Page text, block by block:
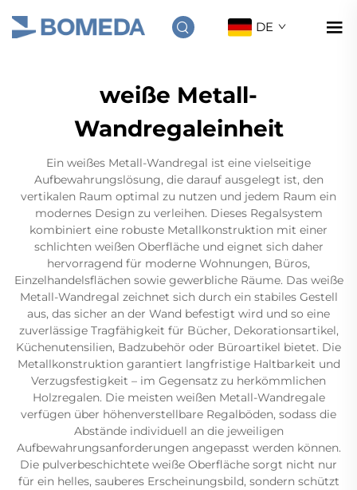
DE
weiße Metall-
Wandregaleinheit
Ein weißes Metall-Wandregal ist eine vielseitige
Aufbewahrungslösung, die darauf ausgelegt ist, den
vertikalen Raum optimal zu nutzen und jedem Raum ein
modernes Design zu verleihen. Dieses Regalsystem
kombiniert eine robuste Metallkonstruktion mit einer
schlichten weißen Oberfläche und eignet sich daher
hervorragend für moderne Wohnungen, Büros,
Einzelhandelsflächen sowie gewerbliche Räume. Das weiße
Metall-Wandregal zeichnet sich durch ein stabiles Gestell
aus, das sicher an der Wand befestigt wird und so eine
zuverlässige Tragfähigkeit für Bücher, Dekorationsartikel,
Küchenutensilien, Badzubehör oder Büroartikel bietet. Die
Metallkonstruktion garantiert langfristige Haltbarkeit und
Verzugsfestigkeit – im Gegensatz zu herkömmlichen
Holzregalen. Die meisten weißen Metall-Wandregale
verfügen über höhenverstellbare Regalböden, sodass die
Abstände individuell an die jeweiligen
Aufbewahrungsanforderungen angepasst werden können.
Die pulverbeschichtete weiße Oberfläche sorgt nicht nur
für ein helles, sauberes Erscheinungsbild, sondern schützt